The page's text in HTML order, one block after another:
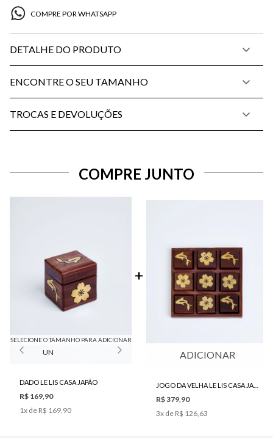
COMPRE POR WHATSAPP
DETALHE DO PRODUTO
ENCONTRE O SEU TAMANHO
TROCAS E DEVOLUÇÕES
COMPRE JUNTO
SELECIONE O TAMANHO PARA ADICIONAR
UN
DADO LE LIS CASA JAPÃO
R$ 169,90
1x de R$ 169,90
ADICIONAR
R$ 379,90
3x de R$ 126,63